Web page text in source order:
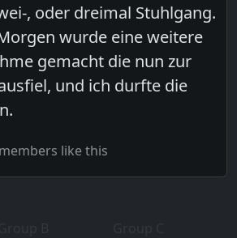
, oder dreimal Stuhlgang.
wurde eine weitere
gemacht die nun zur
und ich durfte die
like this